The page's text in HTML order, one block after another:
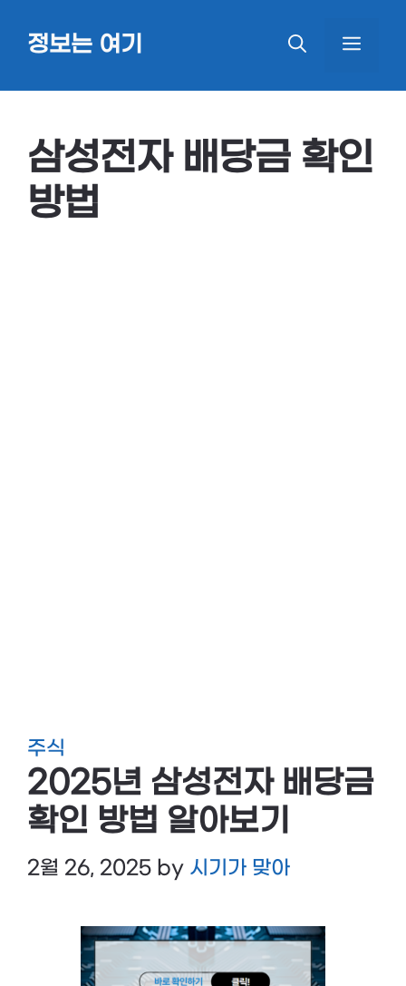
정보는 여기
삼성전자 배당금 확인
방법
주식
2025년 삼성전자 배당금
확인 방법 알아보기
2월 26, 2025 by 시기가 맞아